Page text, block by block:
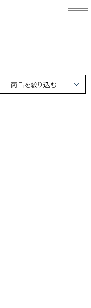
商品を絞り込む